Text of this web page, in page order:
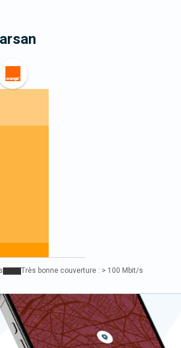
Très bonne couverture : > 100 Mbit/s